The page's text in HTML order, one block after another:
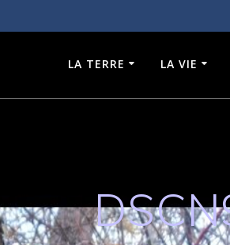
LA TERRE LA VIE